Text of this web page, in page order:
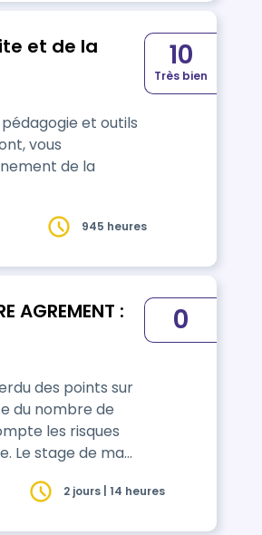
et de la
et outils
vous
de la
10
Très bien
945 heures
AGREMENT :
des points sur
du nombre de
les risques
0
2 jours | 14 heures